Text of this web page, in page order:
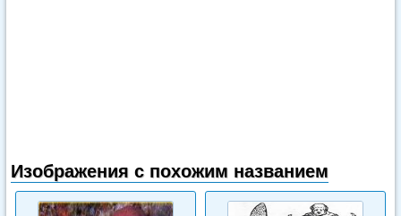
Изображения с похожим названием